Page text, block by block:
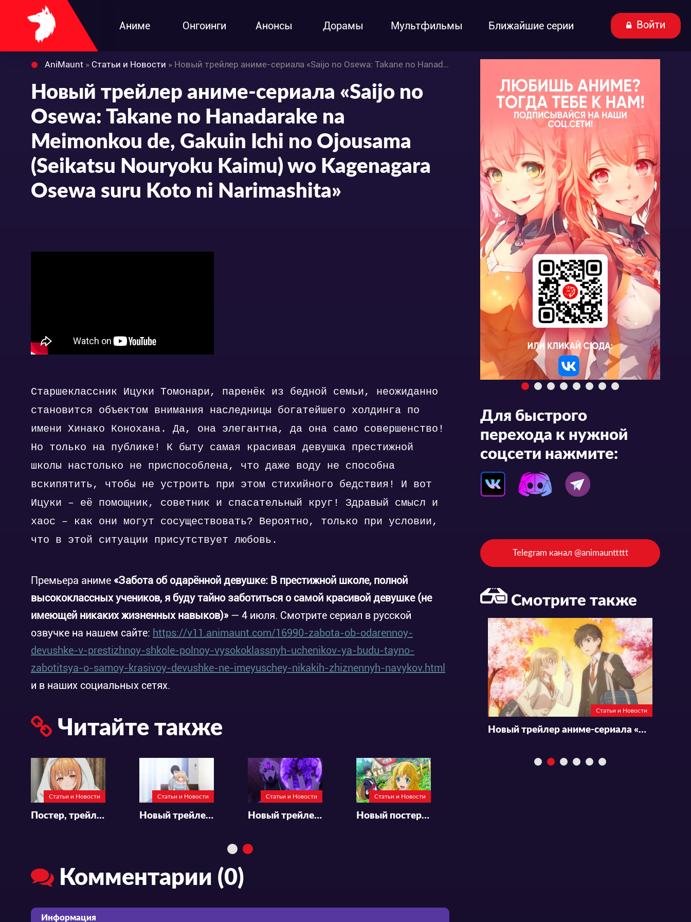
Аниме Онгоинги Анонсы Дорамы Мультфильмы Ближайшие серии Войти
AniMaunt » Статьи и Новости » Новый трейлер аниме-сериала «Saijo no Osewa: Takane no Hanadarake na Meimonkou de, Gakuin Ichi no Ojousama (Seikatsu Nouryoku Kaimu) wo Kagenagara Osewa suru Koto ni Narimashita»
Новый трейлер аниме-сериала «Saijo no
Osewa: Takane no Hanadarake na
Meimonkou de, Gakuin Ichi no Ojousama
(Seikatsu Nouryoku Kaimu) wo Kagenagara
Osewa suru Koto ni Narimashita»
Старшеклассник Ицуки Томонари, паренёк из бедной семьи, неожиданно
становится объектом внимания наследницы богатейшего холдинга по
имени Хинако Конохана. Да, она элегантна, да она само совершенство!
Но только на публике! К быту самая красивая девушка престижной
школы настолько не приспособлена, что даже воду не способна
вскипятить, чтобы не устроить при этом стихийного бедствия! И вот
Ицуки – её помощник, советник и спасательный круг! Здравый смысл и
хаос – как они могут сосуществовать? Вероятно, только при условии,
что в этой ситуации присутствует любовь.
Премьера аниме «Забота об одарённой девушке: В престижной школе, полной
высококлассных учеников, я буду тайно заботиться о самой красивой девушке (не
имеющей никаких жизненных навыков)»— 4 июля. Смотрите сериал в русской
озвучке на нашем сайте: https://v11.animaunt.com/16990-zabota-ob-odarennoy-
devushke-v-prestizhnoy-shkole-polnoy-vysokoklassnyh-uchenikov-ya-budu-tayno-
zabotitsya-o-samoy-krasivoy-devushke-ne-imeyuschey-nikakih-zhiznennyh-navykov.html
и в наших социальных сетях.
Читайте также
Статьи и Новости
Постер, трейлер и месяц премьеры аниме-сериала «Saijo no Osewa: Takane no Hanadarake na Meimonkou de, Gakuin Ichi no Ojousama (Seikatsu Nouryoku Kaimu) wo Kagenagara Osewa suru Koto ni Narimashita»
Статьи и Новости
Новый трейлер и постер 2-го сезона аниме «Otonari no Tenshi-sama ni Itsunomanika Dame Ningen ni Sareteita Ken»
Статьи и Новости
Новый трейлер продолжения аниме «Dandadan»
Статьи и Новости
Новый постер аниме-сериала «Shin no Nakama ja Nai to Yuusha no Party wo Oidasareta node, Henkyou de Slow Life suru Koto ni Shimashita 2nd»
Комментарии (0)
Информация
Для быстрого
перехода к нужной
соцсети нажмите:
Telegram канал @animaunttttt
Смотрите также
Статьи и Новости
Новый трейлер аниме-сериала «Haibara-kun no Tsuyokute Seishun New Game»